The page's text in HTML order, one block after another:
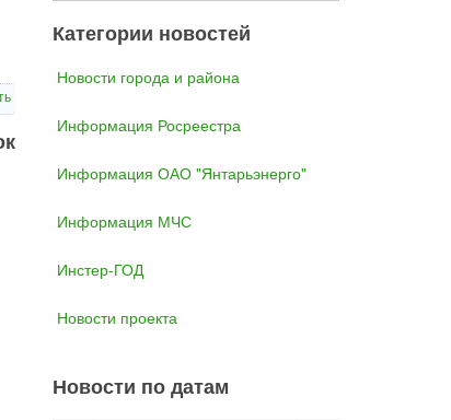
Категории новостей
Новости города и района
Информация Росреестра
Информация ОАО "Янтарьэнерго"
Информация МЧС
Инстер-ГОД
Новости проекта
Новости по датам